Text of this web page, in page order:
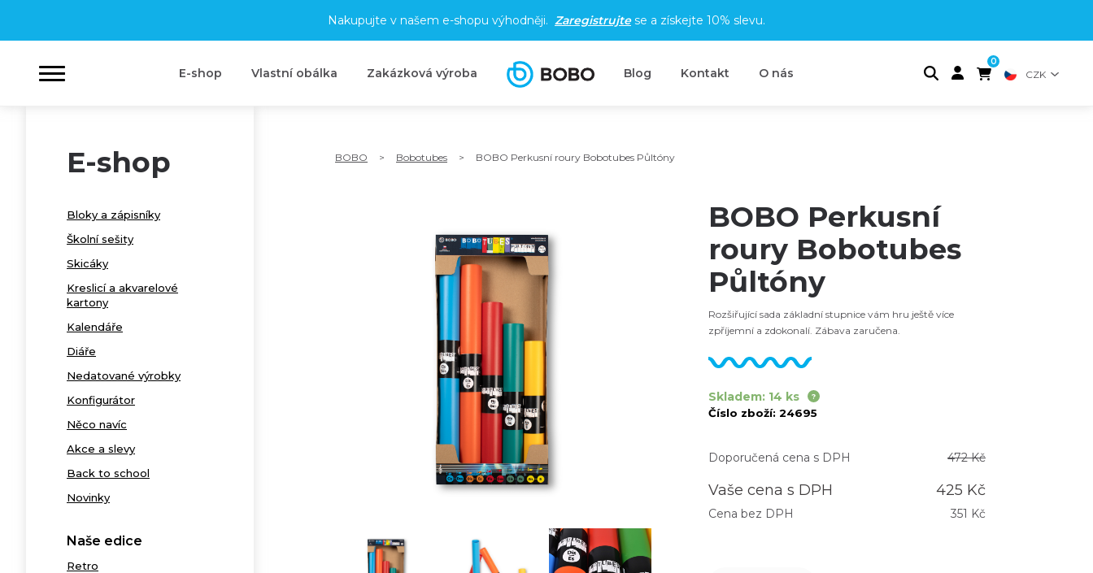
Nakupujte v našem e-shopu výhodněji. Zaregistrujtese a získejte 10% slevu.
E-shop Vlastní obálka Zakázková výroba Blog Kontakt O nás
0
CZK
E-shop
Bloky a zápisníky
Školní sešity
Skicáky
Kreslicí a akvarelové
kartony
Kalendáře
Diáře
Nedatované výrobky
Konfigurátor
Něco navíc
Akce a slevy
Back to school
Novinky
Naše edice
Retro
BOBO > Bobotubes > BOBO Perkusní roury Bobotubes Půltóny
BOBO Perkusní
roury Bobotubes
Půltóny
Rozšiřující sada základní stupnice vám hru ještě více
zpříjemní a zdokonalí. Zábava zaručena.
Skladem: 14 ks
Číslo zboží: 24695
Doporučená cena s DPH 472 Kč
Vaše cena s DPH 425 Kč
Cena bez DPH 351 Kč